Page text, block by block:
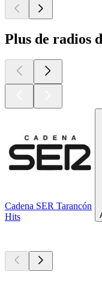
Plus de radios
Cadena SER Tarancón
Hits